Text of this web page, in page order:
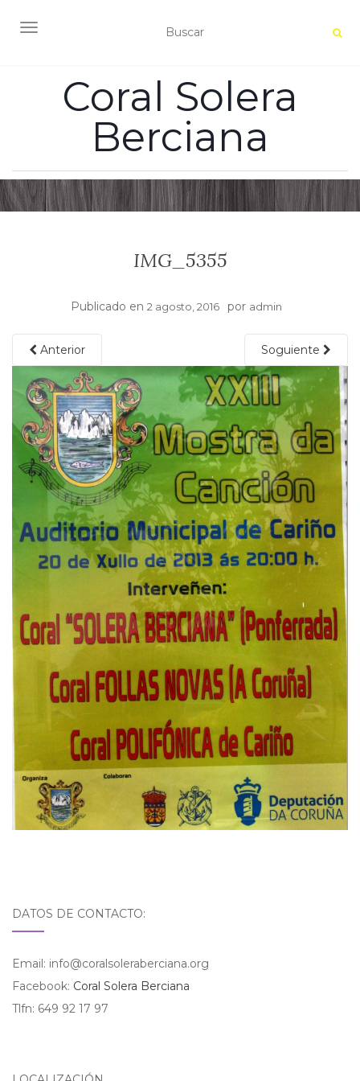
ALTERNAR NAVEGACIÓN
Coral Solera
Berciana
IMG_5355
Publicado en 2 agosto, 2016 por admin
Anterior Soguiente
DATOS DE CONTACTO:
Email: info@coralsoleraberciana.org
Facebook: Coral Solera Berciana
Tlfn: 649 92 17 97